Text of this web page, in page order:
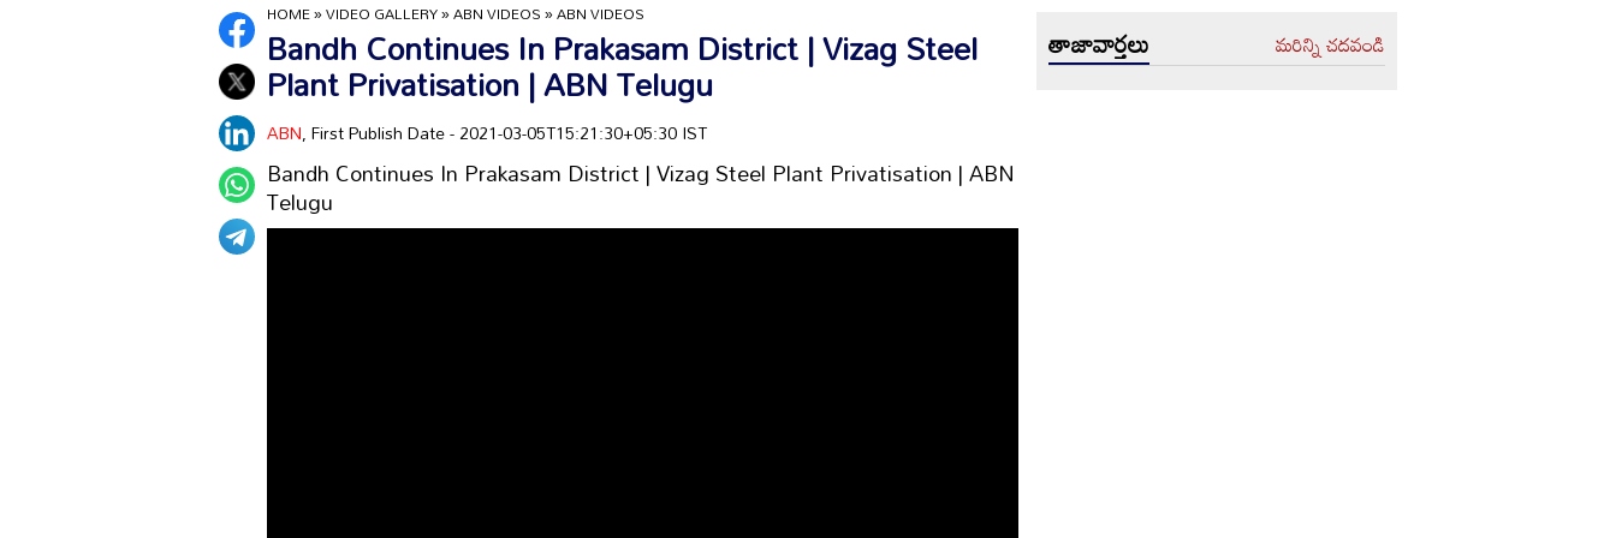
HOME»VIDEO GALLERY»ABN VIDEOS»ABN VIDEOS
Bandh Continues In Prakasam District | Vizag Steel
Plant Privatisation | ABN Telugu
ABN, First Publish Date - 2021-03-05T15:21:30+05:30 IST
Bandh Continues In Prakasam District | Vizag Steel Plant Privatisation | ABN
Telugu
తాజావార్తలు మరిన్ని చదవండి